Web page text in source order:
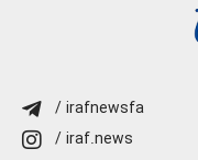
/ irafnewsfa
/ iraf.news